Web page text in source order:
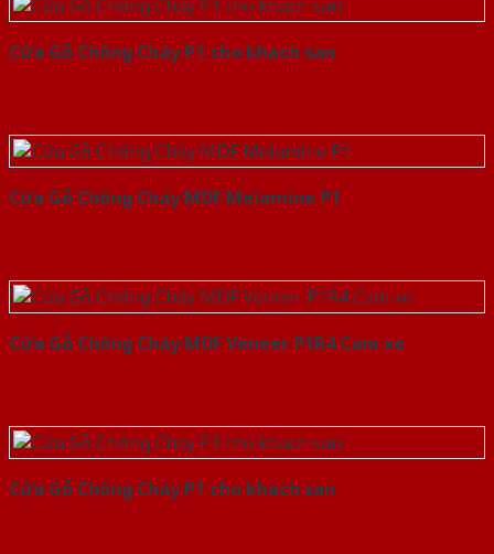
Cửa Gỗ Chống Cháy P1 cho khach san
Cửa Gỗ Chống Cháy MDF Melamine P1
Cửa Gỗ Chống Cháy MDF Veneer P1R4 Cam xe
Cửa Gỗ Chống Cháy P1 cho khach san